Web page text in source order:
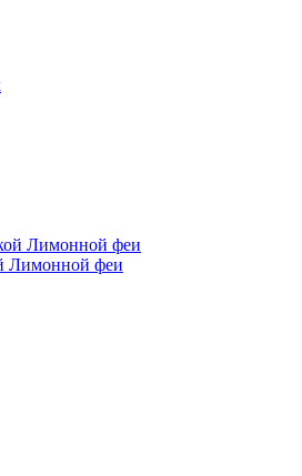
Лимонной феи